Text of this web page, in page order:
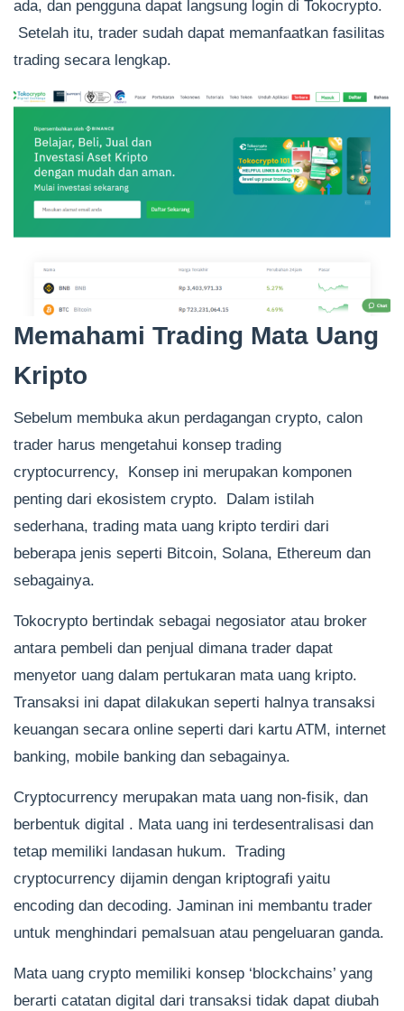
ada, dan pengguna dapat langsung login di Tokocrypto.
Setelah itu, trader sudah dapat memanfaatkan fasilitas
trading secara lengkap.
Memahami Trading Mata Uang
Kripto
Sebelum membuka akun perdagangan crypto, calon
trader harus mengetahui konsep trading
cryptocurrency, Konsep ini merupakan komponen
penting dari ekosistem crypto. Dalam istilah
sederhana, trading mata uang kripto terdiri dari
beberapa jenis seperti Bitcoin, Solana, Ethereum dan
sebagainya.
Tokocrypto bertindak sebagai negosiator atau broker
antara pembeli dan penjual dimana trader dapat
menyetor uang dalam pertukaran mata uang kripto.
Transaksi ini dapat dilakukan seperti halnya transaksi
keuangan secara online seperti dari kartu ATM, internet
banking, mobile banking dan sebagainya.
Cryptocurrency merupakan mata uang non-fisik, dan
berbentuk digital . Mata uang ini terdesentralisasi dan
tetap memiliki landasan hukum. Trading
cryptocurrency dijamin dengan kriptografi yaitu
encoding dan decoding. Jaminan ini membantu trader
untuk menghindari pemalsuan atau pengeluaran ganda.
Mata uang crypto memiliki konsep ‘blockchains’ yang
berarti catatan digital dari transaksi tidak dapat diubah